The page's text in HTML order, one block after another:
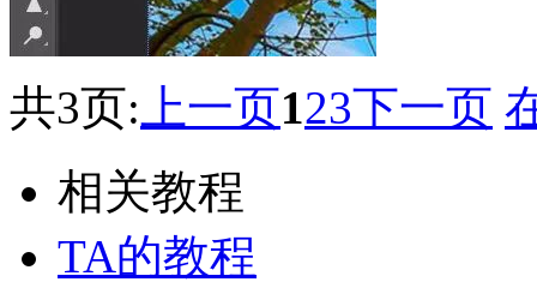
共3页: 上一页123下一页
相关教程
TA的教程